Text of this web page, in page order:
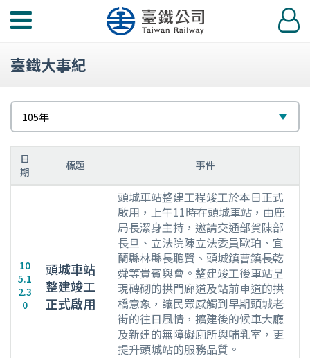
功
選
登
入
臺鐵大事紀
選
105年
要
表
日
期
標題 事件
10
5.1
2.3
0
頭城車站
整建竣工
正式啟用
頭城車站整建工程竣工於本日正式
啟用，上午11時在頭城車站，由鹿
局長潔身主持，邀請交通部賀陳部
長旦、立法院陳立法委員歐珀、宜
蘭縣林縣長聰賢、頭城鎮曹鎮長乾
舜等貴賓與會。整建竣工後車站呈
現磚砌的拱門廊道及站前車道的拱
橋意象，讓民眾感觸到早期頭城老
街的往日風情，擴建後的候車大廳
及新建的無障礙廁所與哺乳室，更
提升頭城站的服務品質。